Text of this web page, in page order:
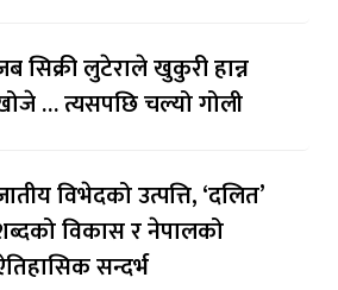
सिक्री लुटेराले खुकुरी हान्न
… त्यसपछि चल्यो गोली
विभेदको उत्पत्ति, ‘दलित’
विकास र नेपालको
सन्दर्भ